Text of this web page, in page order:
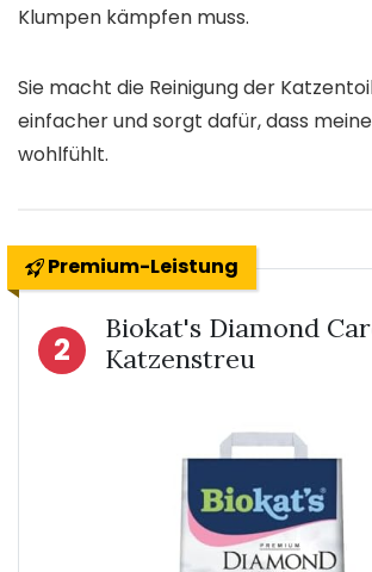
Klumpen kämpfen muss.
Sie macht die Reinigung der
einfacher und sorgt dafür, dass
wohlfühlt.
Premium-Leistung
2
Biokat's Diamond
Katzenstreu